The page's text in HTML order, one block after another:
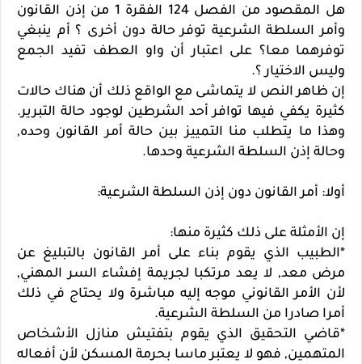
هل المقصود من الفصل 124 الفقرة 1 من إذن القانون
وأمر السلطة الشرعية توفر حالة دون أخرى ؟ أم ينبغي
توفرهما معا؟ على اعتبار أن واو العطف تفيد الجمع
وليس الاختيار ؟.
إن ظاهر النص لا يتماشى مع الواقع ذلك أن هناك حالات
كثيرة يكفي فيها توافر أحد الشرطين لوجود حالة التبرير.
وهذا ما يتطلب منا التمييز بين حالة أمر القانون وحده,
وحالة إذن السلطة الشرعية وحدها.
أولا: أمر القانون دون إذن السلطة الشرعية:
إن الأمثلة على ذلك كثيرة منها:
*الطبيب الذي يقوم بناء على أمر القانون بالتبليغ عن
مرض معد, لا يعد مرتكبا لجريمة إفشاء السر المهني,
لأن الأمر القانوني موجه إليه مباشرة ولا يحتاج في ذلك
أمرا صادرا من السلطة الشرعية.
*قاضي التحقيق الذي يقوم بتفتيش منازل الأشخاص
المتهمين, فهو لا يعتبر ماسا بحرمة المسكن لأن أفعاله